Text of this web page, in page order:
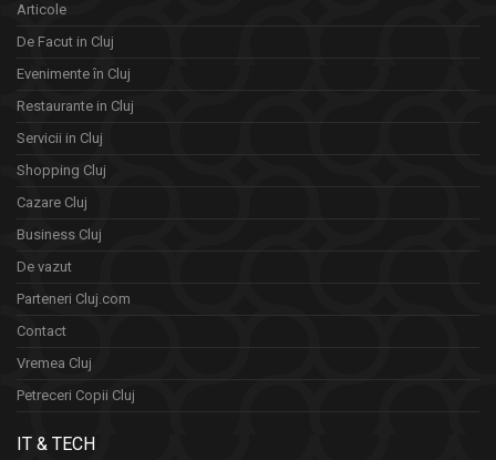
Articole
De Facut in Cluj
Evenimente în Cluj
Restaurante in Cluj
Servicii in Cluj
Shopping Cluj
Cazare Cluj
Business Cluj
De vazut
Parteneri Cluj.com
Contact
Vremea Cluj
Petreceri Copii Cluj
IT & TECH